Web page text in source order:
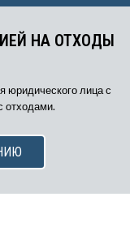
НА ОТХОДЫ
юридического лица с
отходами.